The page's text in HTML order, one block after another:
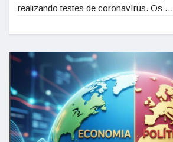
realizando testes de coronavírus. Os …